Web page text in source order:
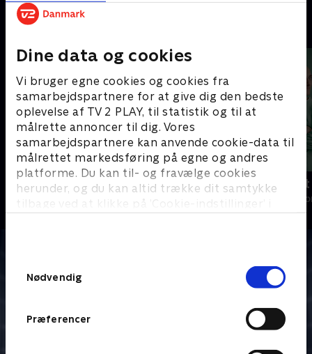
Dine data og cookies
Vi bruger egne cookies og cookies fra
samarbejdspartnere for at give dig den bedste
oplevelse af TV 2 PLAY, til statistik og til at
målrette annoncer til dig. Vores
samarbejdspartnere kan anvende cookie-data til
målrettet markedsføring på egne og andres
platforme. Du kan til- og fravælge cookies
herunder, og du kan altid trække dit samtykke
tilbage ved at klikke på ’Cookie-indstillinger’ i
Nødvendig
Præferencer
Andre så også
Happy fucking Pride Fake Patient
Drama • 1